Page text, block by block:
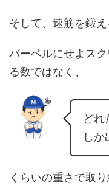
そして、速筋を鍛え
バーベルにせよス
る数ではなく、
どれ
しか
くらいの重さで取り